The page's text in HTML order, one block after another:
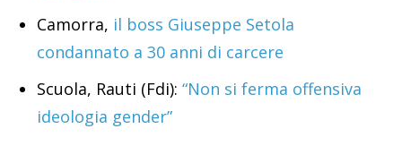
Camorra, il boss Giuseppe Setola
condannato a 30 anni di carcere
Scuola, Rauti (Fdi): “Non si ferma offensiva
ideologia gender”